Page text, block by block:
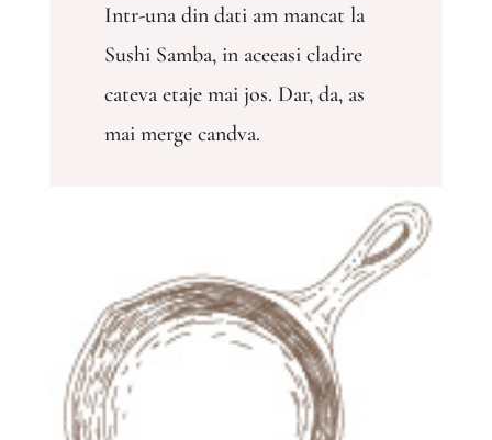
Intr-una din dati am mancat la
Sushi Samba, in aceeasi cladire
cateva etaje mai jos. Dar, da, as
mai merge candva.